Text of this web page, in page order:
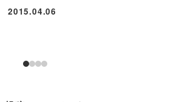
2015.04.06